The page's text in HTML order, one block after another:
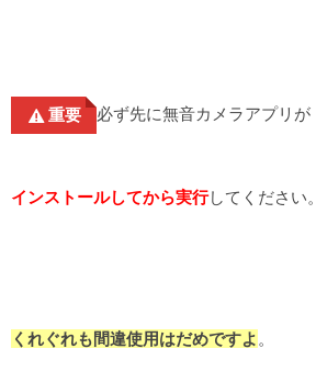
重要 必ず先に無音カメラアプリが
インストールしてから実行してください。
くれぐれも間違使用はだめですよ 。